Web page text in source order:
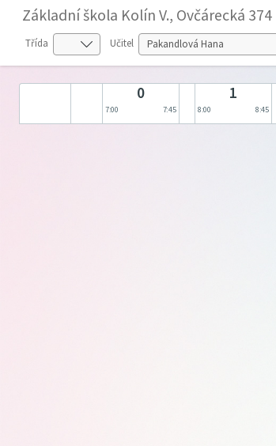
Základní škola Kolín V., Ovčárecká 374
Třída Učitel
0
7:00 7:45
1
8:00 8:45